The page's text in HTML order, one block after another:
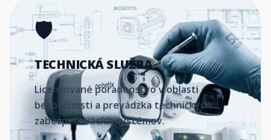
🛡️
TECHNICKÁ SLUŽBA
Licencované poradenstvo v oblasti
bezpečnosti a prevádzka technických
zabezpečovacích systémov.